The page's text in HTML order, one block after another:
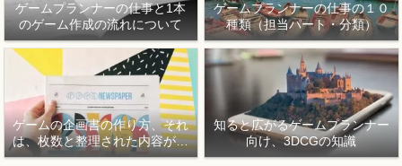
ゲームプランナーの仕事と1本
のゲーム作成の流れについて
ゲームプランナーの仕事の１０
種類（担当パート・分類）
ゲームの企画書の作り方、それ
は、枚数と整理された内容が重
要！
知ると広がるゲームプランナー
向け、3DCGの知識